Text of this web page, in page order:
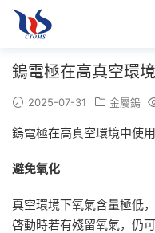
鎢電極在高真空環
2025-07-31 金屬鎢
鎢電極在高真空環境中使
避免氧化
真空環境下氧氣含量極低
啓動時若有殘留氧氣，仍